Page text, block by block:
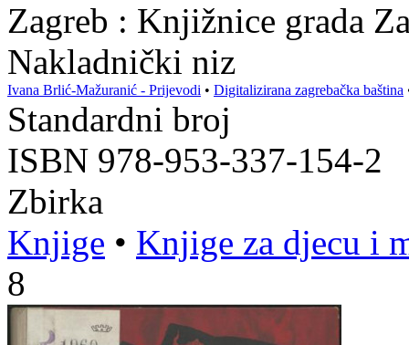
Zagreb : Knjižnice grada
Nakladnički niz
Ivana Brlić-Mažuranić - Prijevodi • Digitalizirana zagrebačka baština
Standardni broj
ISBN 978-953-337-154-2
Zbirka
Knjige • Knjige za djecu i
8